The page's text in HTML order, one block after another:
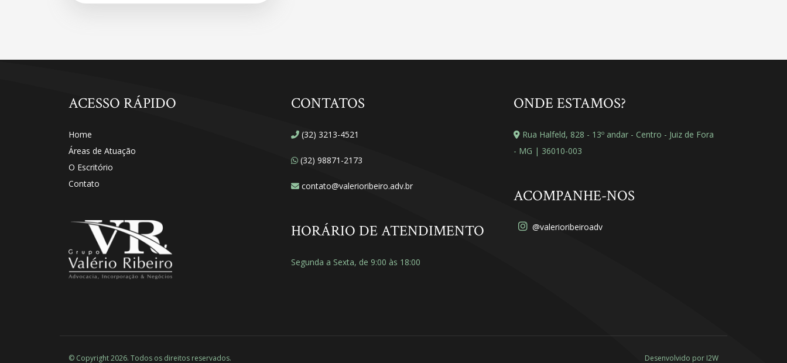
ACESSO RÁPIDO
Home
Áreas de Atuação
O Escritório
Contato
CONTATOS
(32) 3213-4521
(32) 98871-2173
contato@valerioribeiro.adv.br
HORÁRIO DE ATENDIMENTO
Segunda a Sexta, de 9:00 às 18:00
ONDE ESTAMOS?
Rua Halfeld, 828 - 13º andar - Centro - Juiz de Fora
- MG | 36010-003
ACOMPANHE-NOS
@valerioribeiroadv
© Copyright 2026. Todos os direitos reservados. Desenvolvido por I2W